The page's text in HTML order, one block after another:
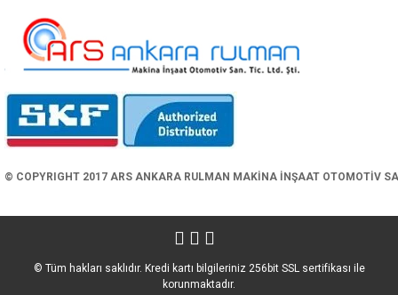
© COPYRIGHT 2017 ARS ANKARA RULMAN MAKİNA İNŞAAT OTOMOTİV
© Tüm hakları saklıdır. Kredi kartı bilgileriniz 256bit SSL sertifikası ile
korunmaktadır.